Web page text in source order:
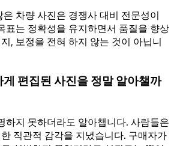
차량 사진은 경쟁사 대비 전문성이
표는 정확성을 유지하면서 품질을 향상
, 보정을 전혀 하지 않는 것이 아닙니
편집된 사진을 정말 알아챌까
하지 못하더라도 알아챕니다. 사람들은
직관적 감각을 지녔습니다. 구매자가